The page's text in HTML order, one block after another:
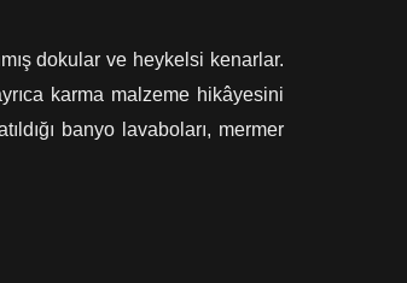
dokular ve heykelsi kenarlar.
karma malzeme hikâyesini
banyo lavaboları, mermer